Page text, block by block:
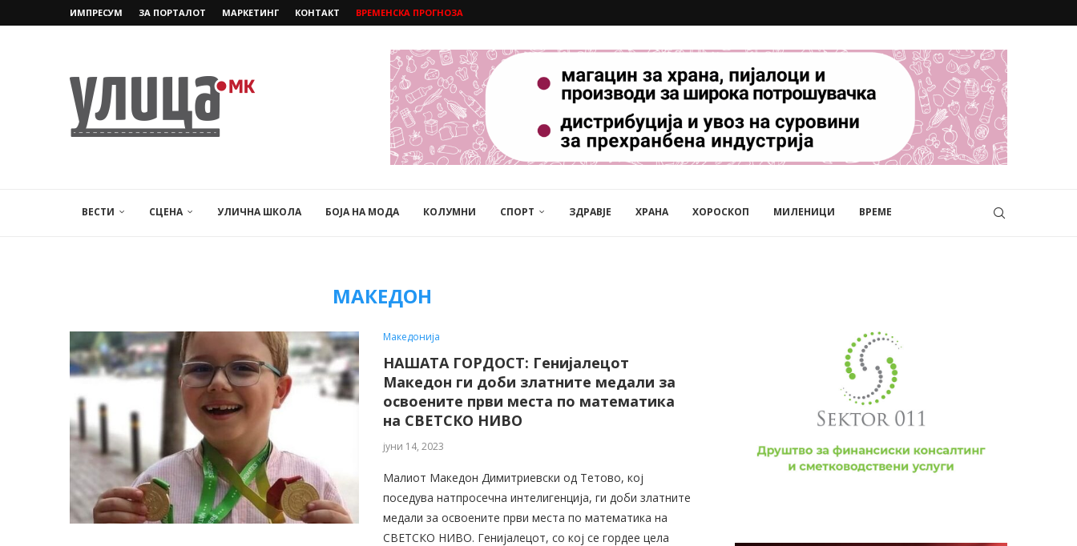
ИМПРЕСУМ ЗА ПОРТАЛОТ МАРКЕТИНГ КОНТАКТ ВРЕМЕНСКА ПРОГНОЗА
ВЕСТИ СЦЕНА УЛИЧНА ШКОЛА БОЈА НА МОДА КОЛУМНИ СПОРТ ЗДРАВЈЕ ХРАНА ХОРОСКОП МИЛЕНИЦИ ВРЕМЕ
МАКЕДОН
Македонија
НАШАТА ГОРДОСТ: Генијалецот
Македон ги доби златните медали за
освоените први места по математика
на СВЕТСКО НИВО
јуни 14, 2023
Малиот Македон Димитриевски од Тетово, кој
поседува натпросечна интелигенција, ги доби златните
медали за освоените први места по математика на
СВЕТСКО НИВО. Генијалецот, со кој се гордее цела